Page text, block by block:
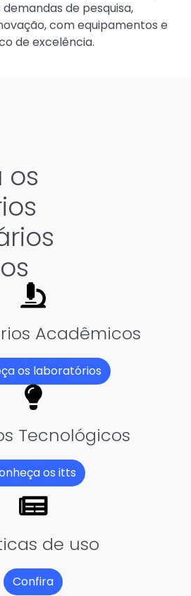
de pesquisa,
com equipamentos e
de excelência.
os
fa-
microscope
Acadêmicos
os laboratórios
fas
lightbulb
Tecnológicos
os itts
fas
fa-
newspaper
de uso
Confira